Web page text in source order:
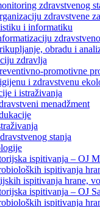
zdravstvenog
zdravstvene
i informatiku
obradu i
zdravlja
promotivne
i zdravstvenu
i istraživanja
menadžment
stanja
ispitivanja – OJ
ispitivanja
ispitivanja hrane,
ispitivanja – OJ
ispitivanja